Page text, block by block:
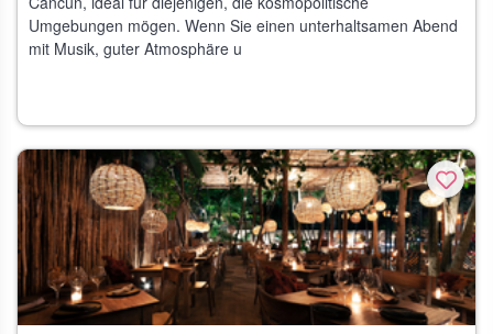
Umgebungen mögen. Wenn Sie einen unterhaltsamen Abend
mit Musik, guter Atmosphäre u